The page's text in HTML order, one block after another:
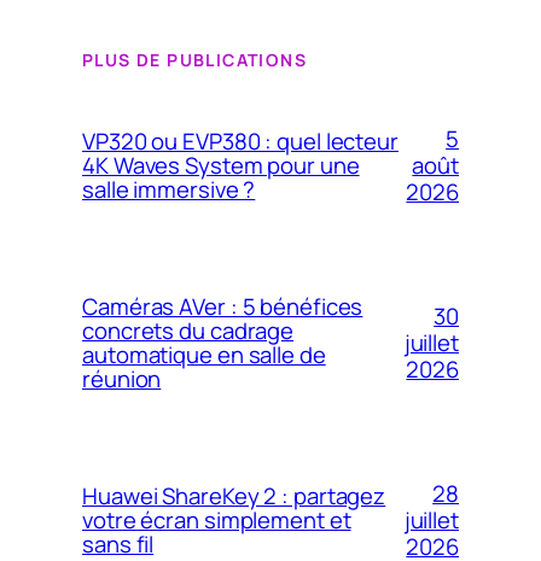
PLUS DE PUBLICATIONS
VP320 ou EVP380 : quel lecteur
4K Waves System pour une
salle immersive ?
5
août
2026
Caméras AVer : 5 bénéfices
concrets du cadrage
automatique en salle de
réunion
30
juillet
2026
Huawei ShareKey 2 : partagez
votre écran simplement et
sans fil
28
juillet
2026